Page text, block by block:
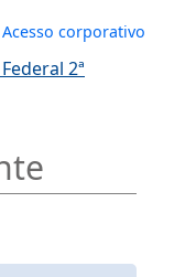
Menu de
Acesso corporativo
2ª